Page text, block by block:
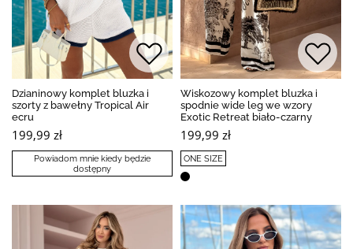
Dzianinowy komplet bluzka i
szorty z bawełny Tropical Air
ecru
199,99 zł
Powiadom mnie kiedy będzie
dostępny
Wiskozowy komplet bluzka i
spodnie wide leg we wzory
Exotic Retreat biało-czarny
199,99 zł
ONE SIZE